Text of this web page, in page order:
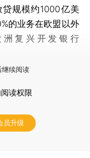
规模约1000亿美
的业务在欧盟以外
复兴开发银行
继续阅读
读权限
员升级